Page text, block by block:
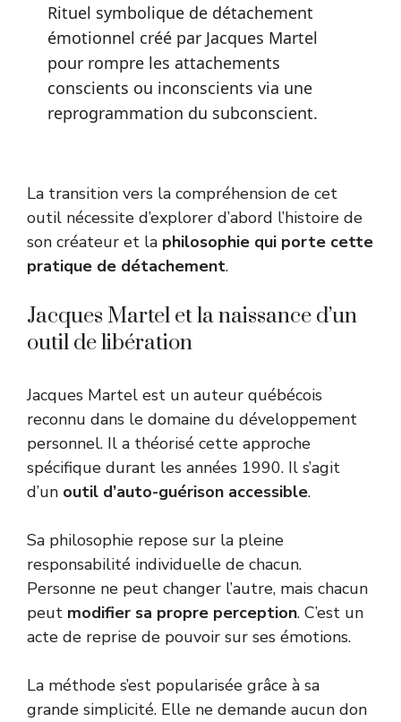
Rituel symbolique de détachement
émotionnel créé par Jacques Martel
pour rompre les attachements
conscients ou inconscients via une
reprogrammation du subconscient.
La transition vers la compréhension de cet
outil nécessite d’explorer d’abord l’histoire de
son créateur et la philosophie qui porte cette
pratique de détachement.
Jacques Martel et la naissance d’un
outil de libération
Jacques Martel est un auteur québécois
reconnu dans le domaine du développement
personnel. Il a théorisé cette approche
spécifique durant les années 1990. Il s’agit
d’un outil d’auto-guérison accessible.
Sa philosophie repose sur la pleine
responsabilité individuelle de chacun.
Personne ne peut changer l’autre, mais chacun
peut modifier sa propre perception. C’est un
acte de reprise de pouvoir sur ses émotions.
La méthode s’est popularisée grâce à sa
grande simplicité. Elle ne demande aucun don